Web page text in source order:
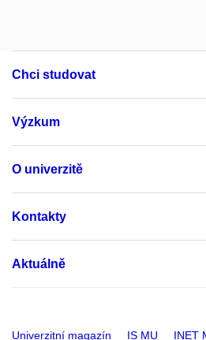
Chci studovat
Výzkum
O univerzitě
Kontakty
Aktuálně
Univerzitní magazín IS MU INET